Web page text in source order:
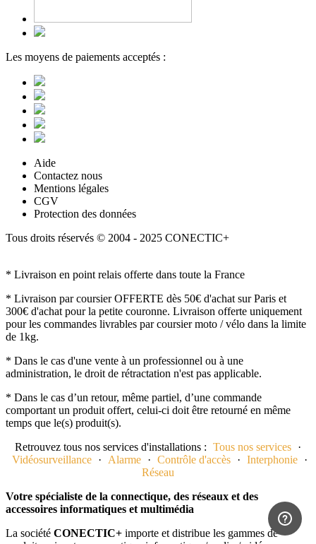
Les moyens de paiements acceptés :
Aide
Contactez nous
Mentions légales
CGV
Protection des données
Tous droits réservés © 2004 - 2025 CONECTIC+
* Livraison en point relais offerte dans toute la France
* Livraison par coursier OFFERTE dès 50€ d'achat sur Paris et
300€ d'achat pour la petite couronne. Livraison offerte uniquement
pour les commandes livrables par coursier moto / vélo dans la limite
de 1kg.
* Dans le cas d'une vente à un professionnel ou à une
administration, le droit de rétractation n'est pas applicable.
* Dans le cas d’un retour, même partiel, d’une commande
comportant un produit offert, celui-ci doit être retourné en même
temps que le(s) produit(s).
Retrouvez tous nos services d'installations : Tous nos services ·
Vidéosurveillance · Alarme · Contrôle d'accès · Interphonie ·
Réseau
Votre spécialiste de la connectique, des réseaux et des
accessoires informatiques et multimédia
La société CONECTIC+ importe et distribue les gammes de